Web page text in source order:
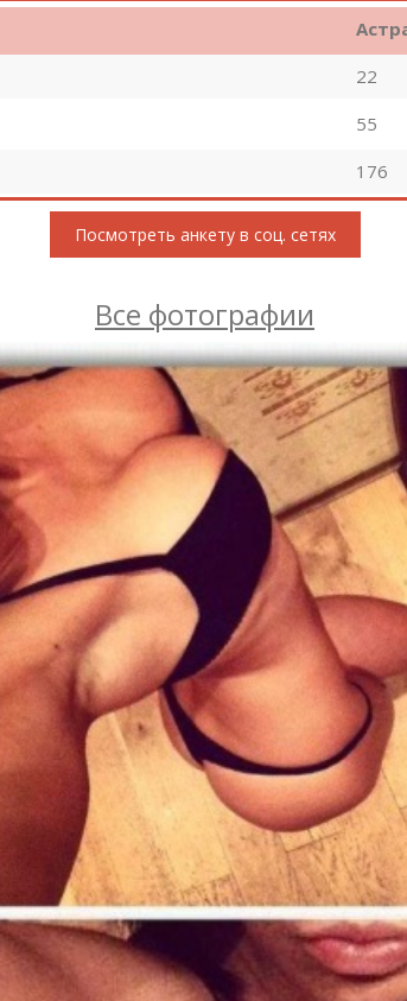
22
55
176
Посмотреть анкету в соц. сетях
Все фотографии